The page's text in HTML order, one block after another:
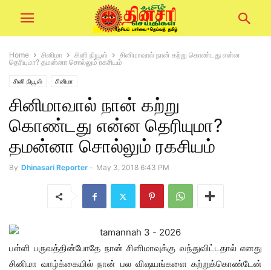
Home சினிமா சினி நியூஸ்
சினிமாவால் நான் கற்று கொண்டது என்ன
தெரியுமா? தமன்னா சொல்லும் ரகசியம்
சினி நியூஸ் சினிமா
சினிமாவால் நான் கற்று
கொண்டது என்ன தெரியுமா?
தமன்னா சொல்லும் ரகசியம்
By Dhinasari Reporter - May 3, 2018 6:43 PM
பள்ளி பருவத்தின்போதே நான் சினிமாவுக்கு வந்துவிட்டதால் எனது
சினிமா வாழ்க்கையில் நான் பல விஷயங்களை கற்றுக்கொண்டேன்